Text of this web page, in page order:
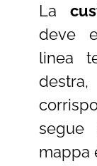
La
deve
linea
segue
mappa